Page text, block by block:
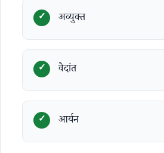
अव्युक्त
वेदांत
आर्यन